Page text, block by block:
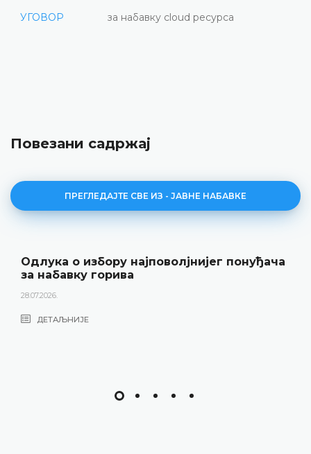
УГОВОР за набавку cloud ресурса
Повезани садржај
ПРЕГЛЕДАЈТЕ СВЕ ИЗ - ЈАВНЕ НАБАВКЕ
Одлука о избору најповолјнијег понуђача
за набавку горива
28.07.2026.
ДЕТАЉНИЈЕ